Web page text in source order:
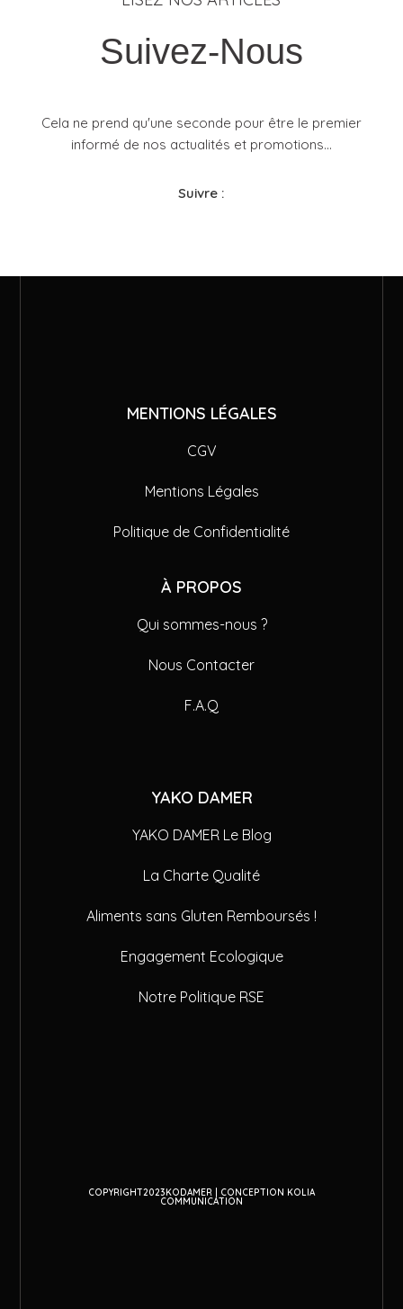
Suivez-Nous
Cela ne prend qu'une seconde pour être le premier
informé de nos actualités et promotions...​
Suivre :
MENTIONS LÉGALES
CGV
Mentions Légales
Politique de Confidentialité
À PROPOS
Qui sommes-nous ?
Nous Contacter
F.A.Q
YAKO DAMER
YAKO DAMER Le Blog
La Charte Qualité
Aliments sans Gluten Remboursés !
Engagement Ecologique
Notre Politique RSE
COPYRIGHT2023KODAMER | CONCEPTION KOLIA
COMMUNICATION